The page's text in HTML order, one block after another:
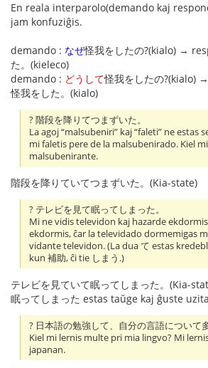
En reala interparolo(demando kaj
jam konfuziĝis.
demando : なぜ怪我をしたの?(kialo) →
た。(kieleco)
demando : どうして怪我をしたの?(kialo)
怪我をした。(kialo)
? 階段を降りてつまずいた。
La agoj “malsubeniri” kaj “faleti” ne estas
mi faletis pere de la malsubenirado. Kiel
malsubenirante.
階段を降りていてつまずいた。(Kia-state)
? テレビを見て眠ってしまった。
Mi ne vidis televidon kaj hazarde
ekdormis, ĉar la televidado dormemigas
vidante televidon. (La dua て estas
kun 補助, ĉi tie しまう.)
テレビを見ていて眠ってしまった。(Kia-
眠ってしまった estas taŭge kaj ĝuste
? 日本語の勉強して、自分の言語について
Kiel mi lernis multe pri mia lingvo? Mi
japanan.